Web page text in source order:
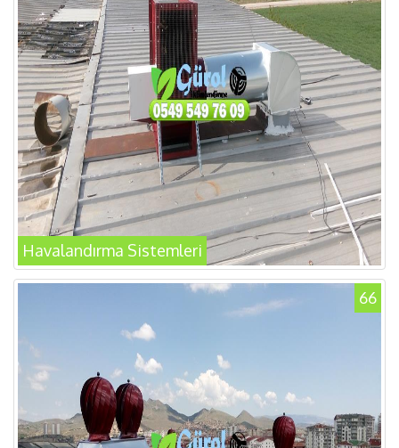
Havalandırma Sistemleri
66